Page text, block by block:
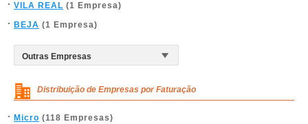
VILA REAL (1 Empresa)
BEJA (1 Empresa)
Distribuição de Empresas por Faturação
Micro (118 Empresas)